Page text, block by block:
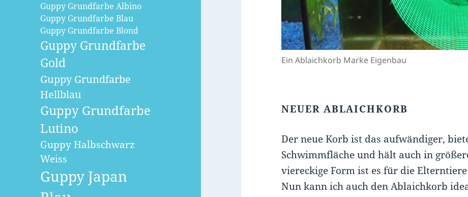
Guppy Grundfarbe Albino
Guppy Grundfarbe Blau
Guppy Grundfarbe Blond
Guppy Grundfarbe
Gold
Guppy Grundfarbe
Hellblau
Guppy Grundfarbe
Lutino
Guppy Halbschwarz
Weiss
Guppy Japan
Ein Ablaichkorb Marke Eigenbau
NEUER ABLAICHKORB
Der neue Korb ist das aufwändiger,
Schwimmfläche und hält auch in
viereckige Form ist es für die
Nun kann ich auch den Ablaichkorb